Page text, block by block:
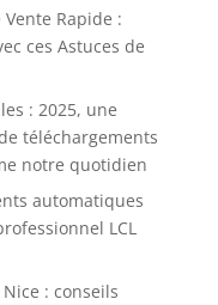
Rapide :
ces Astuces de
: 2025, une
téléchargements
notre quotidien
automatiques
LCL
: conseils